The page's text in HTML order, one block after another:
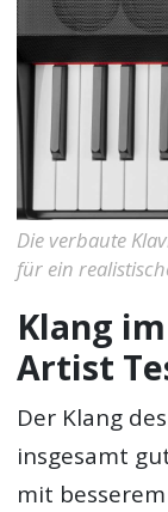
Die verbaute
für ein
Klang
Artist
Der Klang
insgesamt
mit